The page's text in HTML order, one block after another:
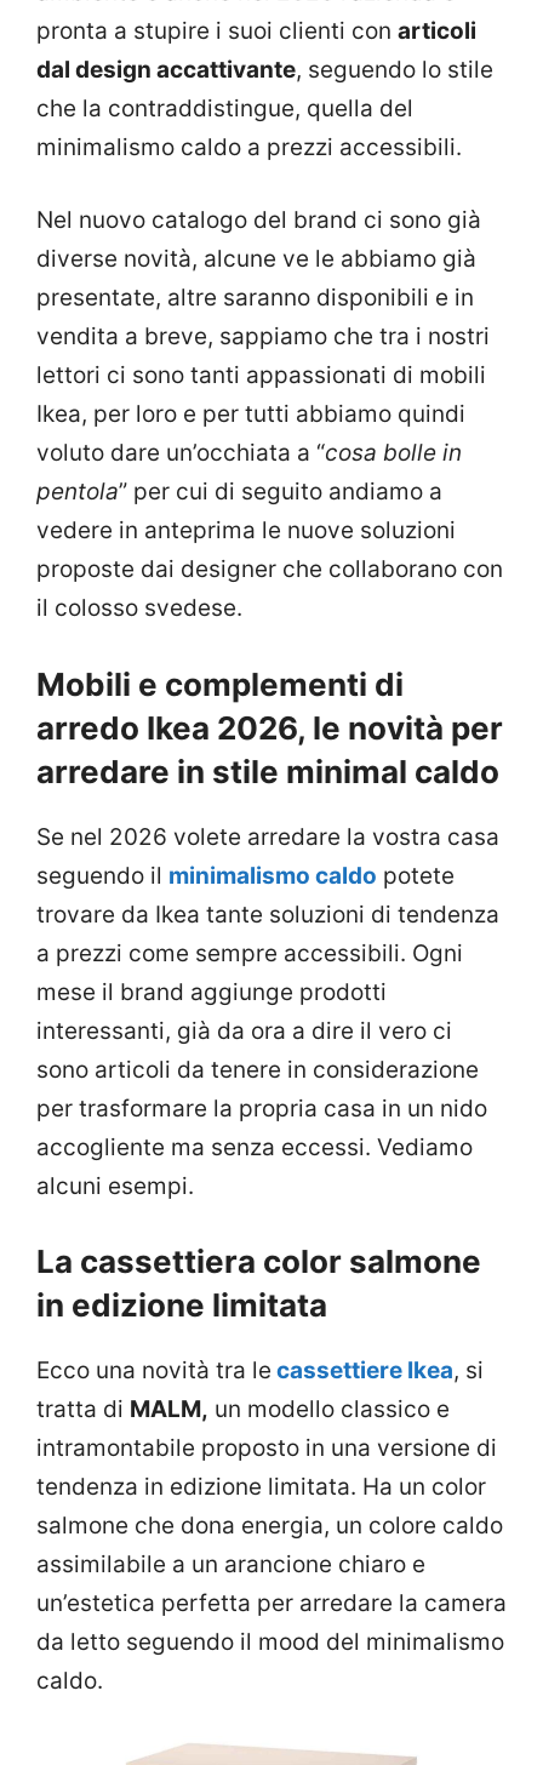
pronta a stupire i suoi clienti con articoli
dal design accattivante, seguendo lo stile
che la contraddistingue, quella del
minimalismo caldo a prezzi accessibili.
Nel nuovo catalogo del brand ci sono già
diverse novità, alcune ve le abbiamo già
presentate, altre saranno disponibili e in
vendita a breve, sappiamo che tra i nostri
lettori ci sono tanti appassionati di mobili
Ikea, per loro e per tutti abbiamo quindi
voluto dare un’occhiata a “cosa bolle in
pentola” per cui di seguito andiamo a
vedere in anteprima le nuove soluzioni
proposte dai designer che collaborano con
il colosso svedese.
Mobili e complementi di
arredo Ikea 2026, le novità per
arredare in stile minimal caldo
Se nel 2026 volete arredare la vostra casa
seguendo il minimalismo caldo potete
trovare da Ikea tante soluzioni di tendenza
a prezzi come sempre accessibili. Ogni
mese il brand aggiunge prodotti
interessanti, già da ora a dire il vero ci
sono articoli da tenere in considerazione
per trasformare la propria casa in un nido
accogliente ma senza eccessi. Vediamo
alcuni esempi.
La cassettiera color salmone
in edizione limitata
Ecco una novità tra le cassettiere Ikea, si
tratta di MALM, un modello classico e
intramontabile proposto in una versione di
tendenza in edizione limitata. Ha un color
salmone che dona energia, un colore caldo
assimilabile a un arancione chiaro e
un’estetica perfetta per arredare la camera
da letto seguendo il mood del minimalismo
caldo.